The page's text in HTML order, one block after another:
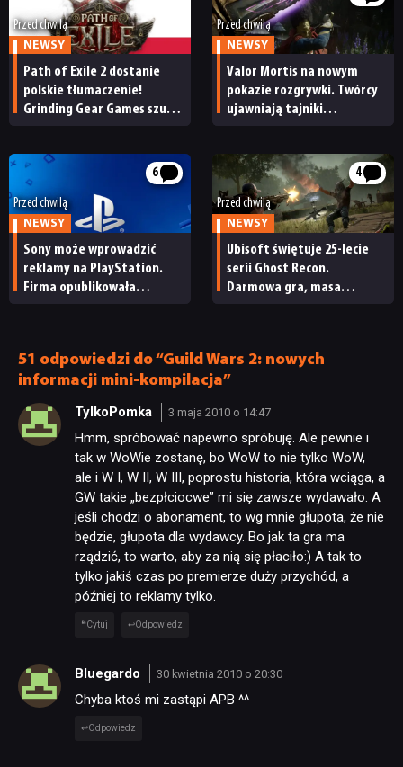
Przed chwilą
NEWSY
Path of Exile 2 dostanie
polskie tłumaczenie!
Grinding Gear Games szuka
Przed chwilą
NEWSY
Valor Mortis na nowym
pokazie rozgrywki. Twórcy
ujawniają tajniki
6
Przed chwilą
NEWSY
Sony może wprowadzić
reklamy na PlayStation.
Firma opublikowała
4
Przed chwilą
NEWSY
Ubisoft świętuje 25-lecie
serii Ghost Recon.
Darmowa gra, masa
51 odpowiedzi do “Guild Wars 2: nowych
informacji mini-kompilacja”
TylkoPomka 3 maja 2010 o 14:47
Hmm, spróbować napewno spróbuję. Ale pewnie i
tak w WoWie zostanę, bo WoW to nie tylko WoW,
ale i W I, W II, W III, poprostu historia, która wciąga, a
GW takie „bezpłciocwe” mi się zawsze wydawało. A
jeśli chodzi o abonament, to wg mnie głupota, że nie
będzie, głupota dla wydawcy. Bo jak ta gra ma
rządzić, to warto, aby za nią się płaciło:) A tak to
tylko jakiś czas po premierze duży przychód, a
później to reklamy tylko.
Cytuj Odpowiedz
Bluegardo 30 kwietnia 2010 o 20:30
Chyba ktoś mi zastąpi APB ^^
Odpowiedz